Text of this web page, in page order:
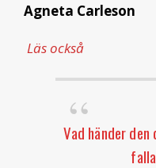
Agneta Carleson
Läs också
Vad händer